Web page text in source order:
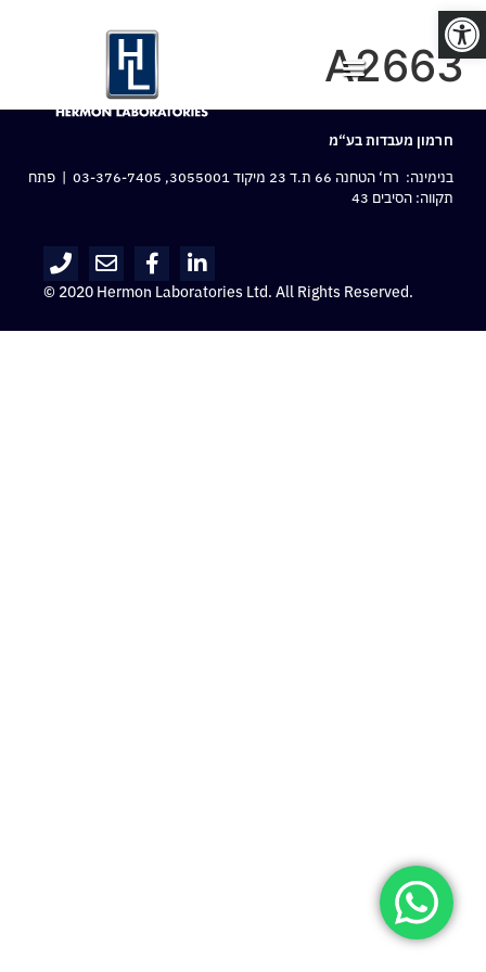
פתח סרגל נגישות
A2663
חרמון מעבדות בע“מ
בנימינה: רח‘ הטחנה 66 ת.ד 23 מיקוד 3055001,
03-376-7405 | פתח
תקווה: הסיבים 43
© 2020 Hermon Laboratories Ltd. All Rights Reserved.